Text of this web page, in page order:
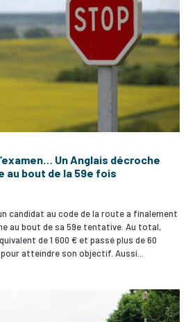
Un Anglais décroche
au bout de la 59e fois
candidat au code de la route a finalement
au bout de sa 59e tentative. Au total,
de 1 600 € et passé plus de 60
pour atteindre son objectif. Aussi...